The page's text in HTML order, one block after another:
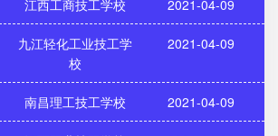
九江轻化工业技工学
校
2021-04-09
南昌理工技工学校 2021-04-09
江西工业技工学校 2021-04-09